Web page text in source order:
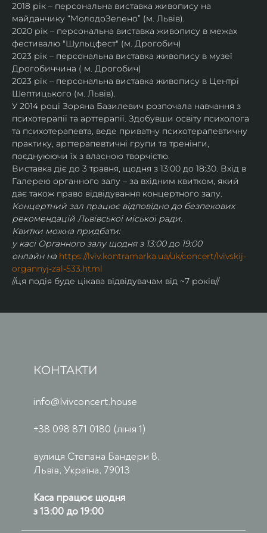
2018 рік – персональна виставка живопису на
майданчику “МолодоЗелено” (м. Львів).
2020 рік – персональна виставка живопису в межах
фестивалю "Шульцфест" (м. Дрогобич)
2023 рік – персональна виставка живопису в музеї
Дрогобиччина ( м. Дрогобич)
2023 рік – персональна виставка живопису в Центрі
Шептицького (м. Львів).
У 2014 році Зоряна Базилевич розпочала навчання з
психотерапії та арттерапії. Здобувши освіту психолога
та психотерапевта, веде приватну психотерапевтичну
практику, арттерапевтичні групи та тренінги,
поєднуюючи їх з власною творчістю.
Виставка діє до 3 травня, щодня з 13:00 до 18:30. Вхід в
Галерею органного залу – за вхідним квитком, який
дає також право відвідування концертного залу.
Концертний зал працює відповідно до безпекових
рекомендацій Львівської міської ради.
Квитки можна придбати:
у касі Органного залу щодня з 13:00 до 19:00
онлайн на https://lviv.kontramarka.ua/uk/concert/lvivskij-
organnyj-zal-533.html
//ця подія буде цікава відвідувачам від ~7 років//
КОНТАКТИ
info@lvivconcert.house
+38 098 871 0180 (лінія 1)
вулиця Степана Бандери 8,
Львів, Україна, 79013
Каса працює щодня
з 13:00 до 19:00